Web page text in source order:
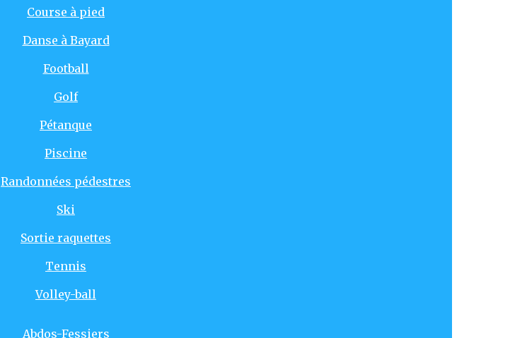
Course à pied
Danse à Bayard
Football
Golf
Pétanque
Piscine
Randonnées pédestres
Ski
Sortie raquettes
Tennis
Volley-ball
Abdos-Fessiers